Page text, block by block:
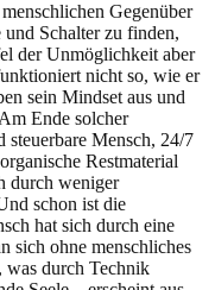
Gegenüber
Schalter zu finden,
der Unmöglichkeit aber
nicht so, wie er
sein Mindset aus und
Ende solcher
steuerbare Mensch, 24/7
Restmaterial
durch weniger
schon ist die
hat sich durch eine
sich ohne menschliches
durch Technik